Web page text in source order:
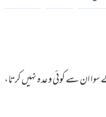
ان سے کوئی وعدہ نہیں کرتا،